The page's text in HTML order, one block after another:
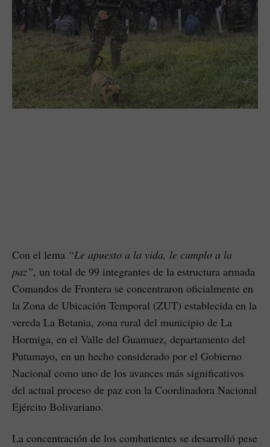
Con el lema “Le apuesto a la vida, le cumplo a la
paz”, un total de 99 integrantes de la estructura armada
Comandos de Frontera se concentraron oficialmente en
la Zona de Ubicación Temporal (ZUT) establecida en la
vereda La Betania, zona rural del municipio de La
Hormiga, en el Valle del Guamuez, departamento del
Putumayo, en un hecho considerado por el Gobierno
Nacional como uno de los avances más significativos
del actual proceso de paz con la Coordinadora Nacional
Ejército Bolivariano.
La concentración de los combatientes se desarrolló pese